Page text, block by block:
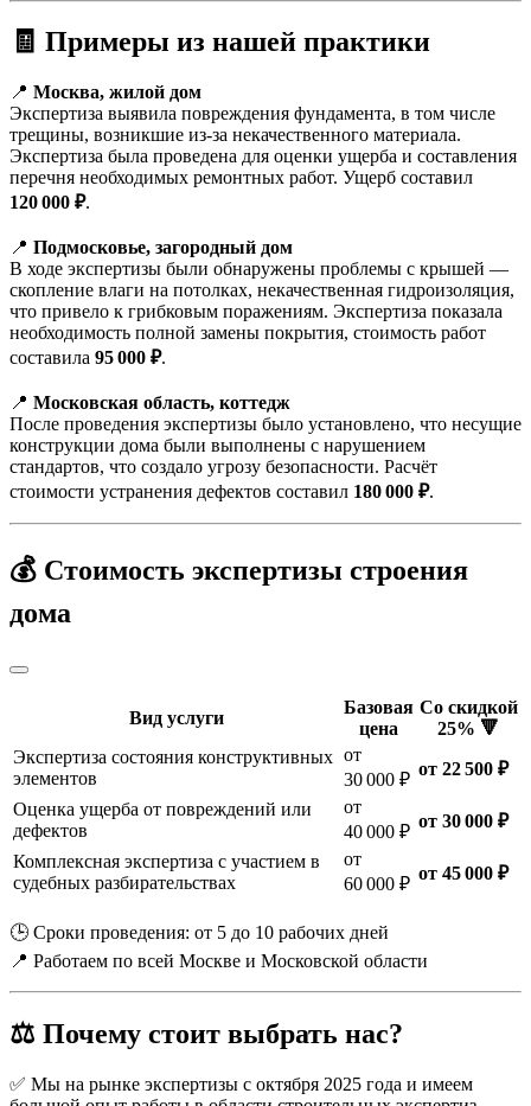
🧾 Примеры из нашей практики
📍 Москва, жилой дом
Экспертиза выявила повреждения фундамента, в том числе
трещины, возникшие из-за некачественного материала.
Экспертиза была проведена для оценки ущерба и составления
перечня необходимых ремонтных работ. Ущерб составил
120 000 ₽.
📍 Подмосковье, загородный дом
В ходе экспертизы были обнаружены проблемы с крышей —
скопление влаги на потолках, некачественная гидроизоляция,
что привело к грибковым поражениям. Экспертиза показала
необходимость полной замены покрытия, стоимость работ
составила 95 000 ₽.
📍 Московская область, коттедж
После проведения экспертизы было установлено, что несущие
конструкции дома были выполнены с нарушением
стандартов, что создало угрозу безопасности. Расчёт
стоимости устранения дефектов составил 180 000 ₽.
💰 Стоимость экспертизы строения
дома
Вид услуги
Базовая
цена
Со скидкой
25% 🔻
Экспертиза состояния конструктивных
элементов
от
30 000 ₽
от 22 500 ₽
Оценка ущерба от повреждений или
дефектов
от
40 000 ₽
от 30 000 ₽
Комплексная экспертиза с участием в
судебных разбирательствах
от
60 000 ₽
от 45 000 ₽
🕒 Сроки проведения: от 5 до 10 рабочих дней
📍 Работаем по всей Москве и Московской области
⚖️ Почему стоит выбрать нас?
✅ Мы на рынке экспертизы с октября 2025 года и имеем